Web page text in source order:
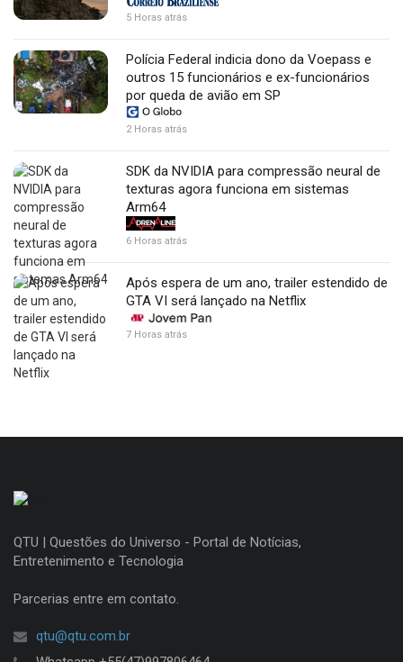
5 Horas atrás
Polícia Federal indicia dono da Voepass e
outros 15 funcionários e ex-funcionários
por queda de avião em SP
2 Horas atrás
SDK da NVIDIA para compressão neural de
texturas agora funciona em sistemas
Arm64
6 Horas atrás
Após espera de um ano, trailer estendido de
GTA VI será lançado na Netflix
7 Horas atrás
QTU | Questões do Universo - Portal de Notícias,
Entretenimento e Tecnologia
Parcerias entre em contato.
qtu@qtu.com.br